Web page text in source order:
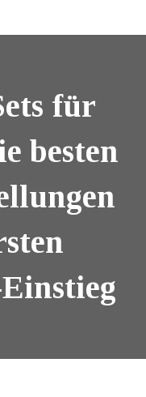
für
besten